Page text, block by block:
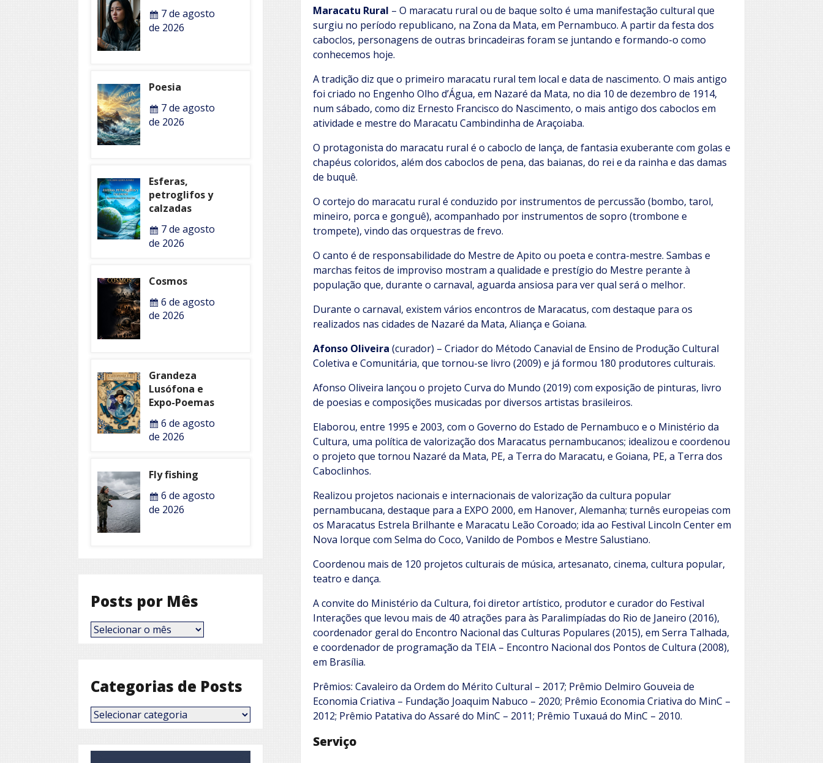
Maracatu Rural – O maracatu rural ou de baque solto é uma manifestação cultural que
surgiu no período republicano, na Zona da Mata, em Pernambuco. A partir da festa dos
caboclos, personagens de outras brincadeiras foram se juntando e formando-o como
conhecemos hoje.
A tradição diz que o primeiro maracatu rural tem local e data de nascimento. O mais antigo
foi criado no Engenho Olho d’Água, em Nazaré da Mata, no dia 10 de dezembro de 1914,
num sábado, como diz Ernesto Francisco do Nascimento, o mais antigo dos caboclos em
atividade e mestre do Maracatu Cambindinha de Araçoiaba.
O protagonista do maracatu rural é o caboclo de lança, de fantasia exuberante com golas e
chapéus coloridos, além dos caboclos de pena, das baianas, do rei e da rainha e das damas
de buquê.
O cortejo do maracatu rural é conduzido por instrumentos de percussão (bombo, tarol,
mineiro, porca e gonguê), acompanhado por instrumentos de sopro (trombone e
trompete), vindo das orquestras de frevo.
O canto é de responsabilidade do Mestre de Apito ou poeta e contra-mestre. Sambas e
marchas feitos de improviso mostram a qualidade e prestígio do Mestre perante à
população que, durante o carnaval, aguarda ansiosa para ver qual será o melhor.
Durante o carnaval, existem vários encontros de Maracatus, com destaque para os
realizados nas cidades de Nazaré da Mata, Aliança e Goiana.
Afonso Oliveira (curador) – Criador do Método Canavial de Ensino de Produção Cultural
Coletiva e Comunitária, que tornou-se livro (2009) e já formou 180 produtores culturais.
Afonso Oliveira lançou o projeto Curva do Mundo (2019) com exposição de pinturas, livro
de poesias e composições musicadas por diversos artistas brasileiros.
Elaborou, entre 1995 e 2003, com o Governo do Estado de Pernambuco e o Ministério da
Cultura, uma política de valorização dos Maracatus pernambucanos; idealizou e coordenou
o projeto que tornou Nazaré da Mata, PE, a Terra do Maracatu, e Goiana, PE, a Terra dos
Caboclinhos.
Realizou projetos nacionais e internacionais de valorização da cultura popular
pernambucana, destaque para a EXPO 2000, em Hanover, Alemanha; turnês europeias com
os Maracatus Estrela Brilhante e Maracatu Leão Coroado; ida ao Festival Lincoln Center em
Nova Iorque com Selma do Coco, Vanildo de Pombos e Mestre Salustiano.
Coordenou mais de 120 projetos culturais de música, artesanato, cinema, cultura popular,
teatro e dança.
A convite do Ministério da Cultura, foi diretor artístico, produtor e curador do Festival
Interações que levou mais de 40 atrações para às Paralimpíadas do Rio de Janeiro (2016),
coordenador geral do Encontro Nacional das Culturas Populares (2015), em Serra Talhada,
e coordenador de programação da TEIA – Encontro Nacional dos Pontos de Cultura (2008),
em Brasília.
Prêmios: Cavaleiro da Ordem do Mérito Cultural – 2017; Prêmio Delmiro Gouveia de
Economia Criativa – Fundação Joaquim Nabuco – 2020; Prêmio Economia Criativa do MinC –
2012; Prêmio Patativa do Assaré do MinC – 2011; Prêmio Tuxauá do MinC – 2010.
Serviço
7 de agosto
de 2026
Poesia
7 de agosto
de 2026
Esferas,
petroglifos y
calzadas
7 de agosto
de 2026
Cosmos
6 de agosto
de 2026
Grandeza
Lusófona e
Expo-Poemas
6 de agosto
de 2026
Fly fishing
6 de agosto
de 2026
Posts por Mês
Posts
por
Categorias de Posts
Categorias
de